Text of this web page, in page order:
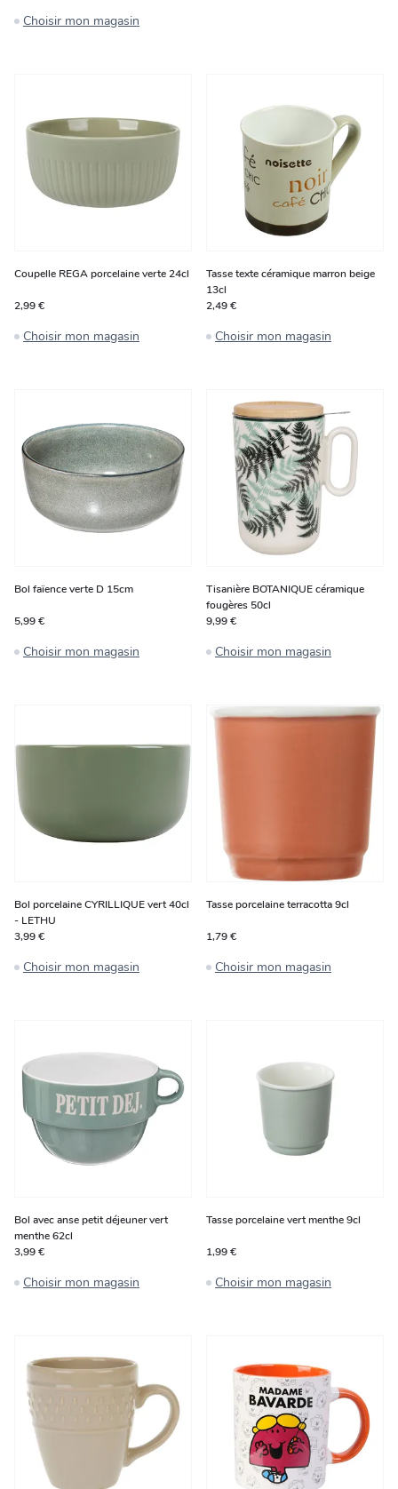
Choisir mon magasin
Coupelle REGA porcelaine verte 24cl
2,99 €
Choisir mon magasin
Tasse texte céramique marron beige
13cl
2,49 €
Choisir mon magasin
Bol faïence verte D 15cm
5,99 €
Choisir mon magasin
Tisanière BOTANIQUE céramique
fougères 50cl
9,99 €
Choisir mon magasin
Bol porcelaine CYRILLIQUE vert 40cl
- LETHU
3,99 €
Choisir mon magasin
Tasse porcelaine terracotta 9cl
1,79 €
Choisir mon magasin
Bol avec anse petit déjeuner vert
menthe 62cl
3,99 €
Choisir mon magasin
Tasse porcelaine vert menthe 9cl
1,99 €
Choisir mon magasin